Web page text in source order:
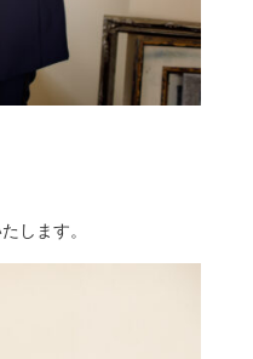
します。